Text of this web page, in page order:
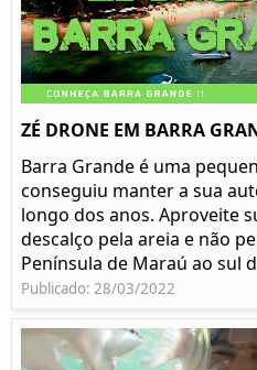
ZÉ DRONE EM BARRA
Barra Grande é uma
conseguiu manter a sua
longo dos anos. Aproveite
descalço pela areia e não
Península de Maraú ao sul
Publicado: 28/03/2022